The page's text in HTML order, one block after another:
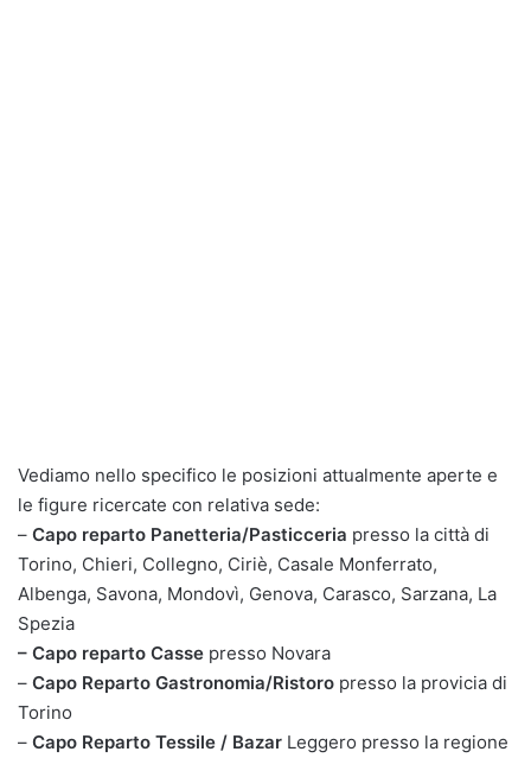
Vediamo nello specifico le posizioni attualmente aperte e
le figure ricercate con relativa sede:
– Capo reparto Panetteria/Pasticceria presso la città di
Torino, Chieri, Collegno, Ciriè, Casale Monferrato,
Albenga, Savona, Mondovì, Genova, Carasco, Sarzana, La
Spezia
– Capo reparto Casse presso Novara
– Capo Reparto Gastronomia/Ristoro presso la provicia di
Torino
– Capo Reparto Tessile / Bazar Leggero presso la regione